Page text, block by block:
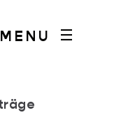
MENU